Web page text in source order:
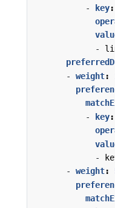
-
key:
-
- weight:
-
key:
-
- weight: